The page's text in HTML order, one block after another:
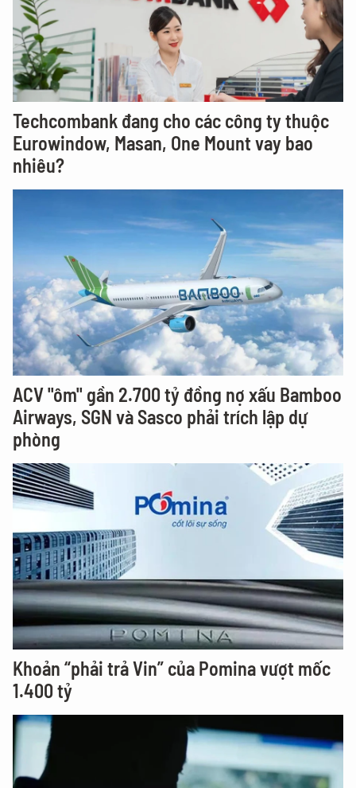
Techcombank đang cho các công ty thuộc
Eurowindow, Masan, One Mount vay bao
nhiêu?
ACV "ôm" gần 2.700 tỷ đồng nợ xấu Bamboo
Airways, SGN và Sasco phải trích lập dự
phòng
Khoản “phải trả Vin” của Pomina vượt mốc
1.400 tỷ